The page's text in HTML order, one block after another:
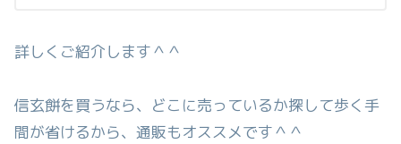
詳しくご紹介します＾＾
信玄餅を買うなら、どこに売っているか探して歩く手
間が省けるから、通販もオススメです＾＾